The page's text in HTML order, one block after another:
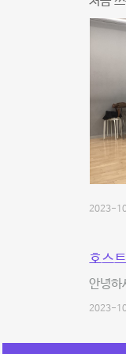
2023-
호스
안녕
2023-